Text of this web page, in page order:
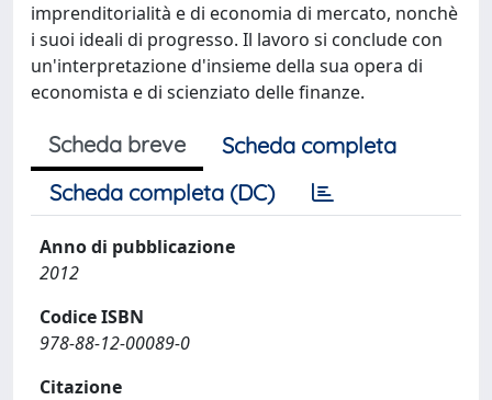
imprenditorialità e di economia di mercato, nonchè
i suoi ideali di progresso. Il lavoro si conclude con
un'interpretazione d'insieme della sua opera di
economista e di scienziato delle finanze.
Scheda breve
Scheda completa
Scheda completa (DC)
Anno di pubblicazione
2012
Codice ISBN
978-88-12-00089-0
Citazione